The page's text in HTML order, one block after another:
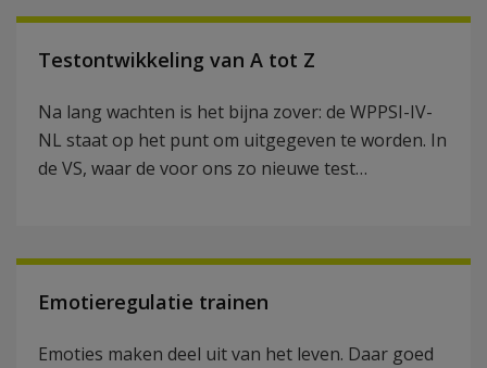
Testontwikkeling van A tot Z
Na lang wachten is het bijna zover: de WPPSI-IV-
NL staat op het punt om uitgegeven te worden. In
de VS, waar de voor ons zo nieuwe test…
Emotieregulatie trainen
Emoties maken deel uit van het leven. Daar goed